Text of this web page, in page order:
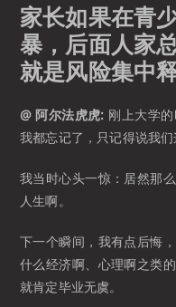
家长如果在青
暴，后面人家
就是风险集中
@ 阿尔法虎虎: 刚上大学
我都忘记了，只记得说我
我当时心头一惊：居然那
人生啊。
下一个瞬间，我有点后悔
什么经济啊、心理啊之类
就肯定毕业无虞。